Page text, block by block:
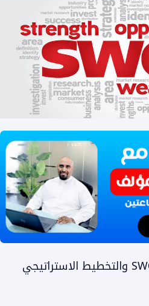
الدليل الشامل لتحليل SWOT والتخطيط الاستراتيجي